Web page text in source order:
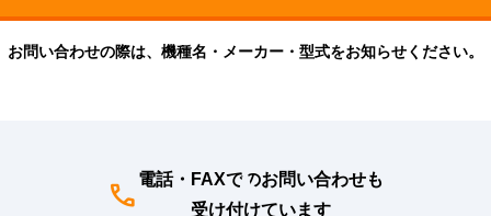
お問い合わせの際は、機種名・メーカー・型式をお知らせください。
電話・FAXでのお問い合わせも
受け付けています